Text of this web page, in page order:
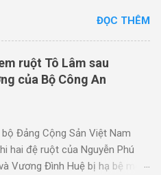
nước Tô Lâm và Phu nhân sẽ
Đây là lần đầu tiên bà Ngô
đi công du nước ngoài. Vậy vợ
Ly, sinh năm 1970, tức là nhỏ
vợ thứ hai của Tô Lâm.
Thị Kim Loan, sinh năm
báo, hiện nay làm Trưởng
Truyền hình Việt Nam. Bà
triển chương trình "Người
ĐỌC THÊM
ruột Tô Lâm sau
của Bộ Công An
Đảng Cộng Sản Việt Nam
hai đệ ruột của Nguyễn Phú
Vương Đình Huệ bị hạ bệ một